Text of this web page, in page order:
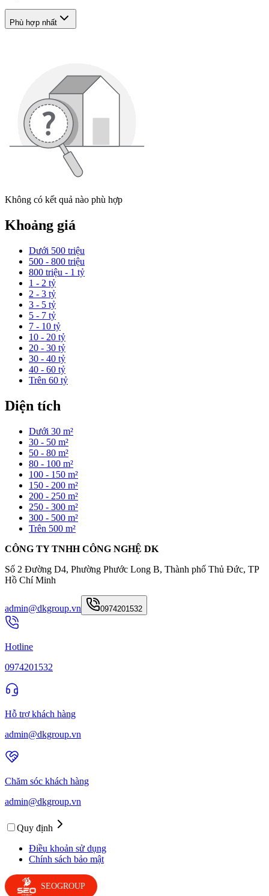
Phù hợp nhất
Không có kết quả nào phù hợp
Khoảng giá
Dưới 500 triệu
500 - 800 triệu
800 triệu - 1 tỷ
1 - 2 tỷ
2 - 3 tỷ
3 - 5 tỷ
5 - 7 tỷ
7 - 10 tỷ
10 - 20 tỷ
20 - 30 tỷ
30 - 40 tỷ
40 - 60 tỷ
Trên 60 tỷ
Diện tích
Dưới 30 m²
30 - 50 m²
50 - 80 m²
80 - 100 m²
100 - 150 m²
150 - 200 m²
200 - 250 m²
250 - 300 m²
300 - 500 m²
Trên 500 m²
CÔNG TY TNHH CÔNG NGHỆ DK
Số 2 Đường D4, Phường Phước Long B, Thành phố Thủ Đức, TP
Hồ Chí Minh
admin@dkgroup.vn 0974201532
Hotline
0974201532
Hỗ trợ khách hàng
admin@dkgroup.vn
Chăm sóc khách hàng
admin@dkgroup.vn
Quy định
Điều khoản sử dụng
Chính sách bảo mật
SEOGROUP